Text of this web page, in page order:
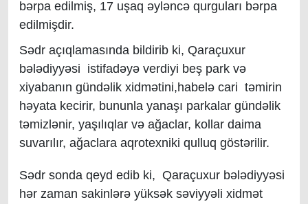
bərpa edilmiş, 17 uşaq əyləncə qurguları bərpa
edilmişdir.
Sədr açıqlamasında bildirib ki, Qaraçuxur
bələdiyyəsi istifadəyə verdiyi beş park və
xiyabanın gündəlik xidmətini,habelə cari təmirin
həyata kecirir, bununla yanaşı parkalar gündəlik
təmizlənir, yaşılıqlar və ağaclar, kollar daima
suvarılır, ağaclara aqrotexniki qulluq göstərilir.
Sədr sonda qeyd edib ki, Qaraçuxur bələdiyyəsi
hər zaman sakinlərə yüksək səviyyəli xidmət